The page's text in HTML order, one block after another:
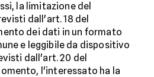
la limitazione del
dall'art. 18 del
dei dati in un formato
e leggibile da dispositivo
dall'art. 20 del
l'interessato ha la